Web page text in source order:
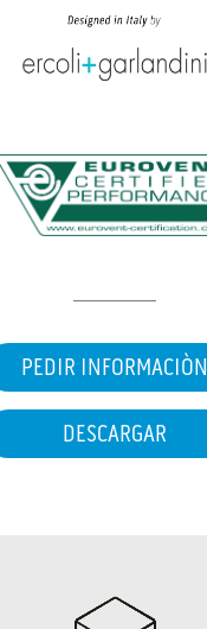
PEDIR INFORMACIÒN
DESCARGAR